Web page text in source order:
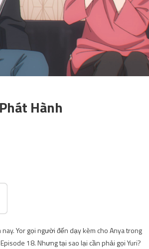
Hành
Yor gọi người đến dạy kèm cho Anya trong
18. Nhưng tại sao lại cần phải gọi Yuri?